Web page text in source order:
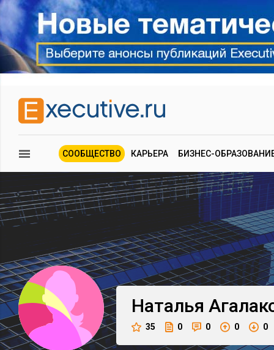
СООБЩЕСТВО КАРЬЕРА БИЗНЕС-
Наталья
35 0 0 0 0